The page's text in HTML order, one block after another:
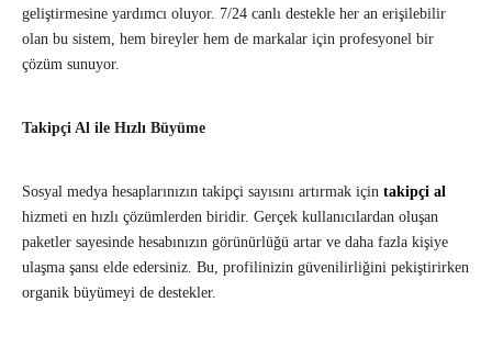
geliştirmesine yardımcı oluyor. 7/24 canlı destekle her an erişilebilir
olan bu sistem, hem bireyler hem de markalar için profesyonel bir
çözüm sunuyor.
Takipçi Al ile Hızlı Büyüme
Sosyal medya hesaplarınızın takipçi sayısını artırmak için takipçi al
hizmeti en hızlı çözümlerden biridir. Gerçek kullanıcılardan oluşan
paketler sayesinde hesabınızın görünürlüğü artar ve daha fazla kişiye
ulaşma şansı elde edersiniz. Bu, profilinizin güvenilirliğini pekiştirirken
organik büyümeyi de destekler.